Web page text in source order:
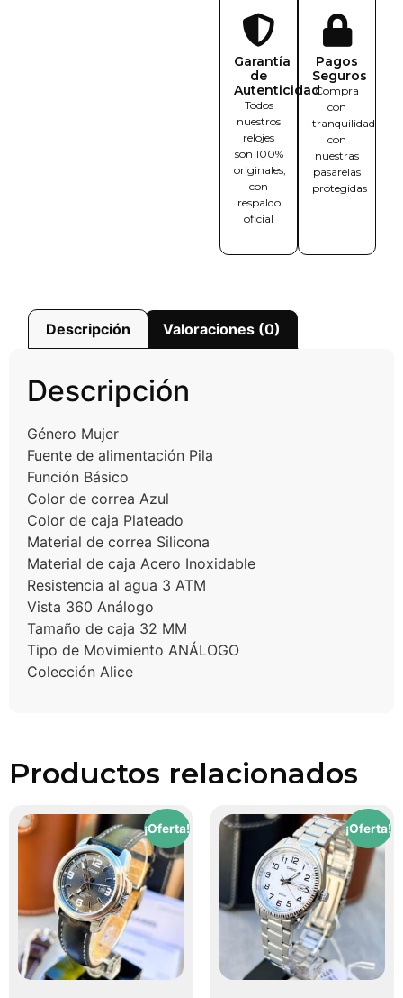
Garantía
de
Autenticidad
Todos
nuestros
relojes
son 100%
originales,
con
respaldo
oficial
Pagos
Seguros
Compra
con
tranquilidad
con
nuestras
pasarelas
protegidas
Descripción Valoraciones (0)
Descripción
Género Mujer
Fuente de alimentación Pila
Función Básico
Color de correa Azul
Color de caja Plateado
Material de correa Silicona
Material de caja Acero Inoxidable
Resistencia al agua 3 ATM
Vista 360 Análogo
Tamaño de caja 32 MM
Tipo de Movimiento ANÁLOGO
Colección Alice
Productos relacionados
¡Oferta! ¡Oferta!